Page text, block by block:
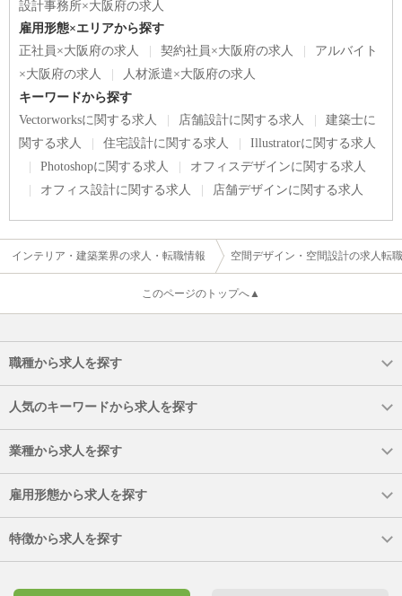
設計事務所×大阪府の求人
雇用形態×エリアから探す
正社員×大阪府の求人
契約社員×大阪府の求人
アルバイト
×大阪府の求人
人材派遣×大阪府の求人
キーワードから探す
Vectorworksに関する求人
店舗設計に関する求人
建築士に
関する求人
住宅設計に関する求人
Illustratorに関する求人
Photoshopに関する求人
オフィスデザインに関する求人
オフィス設計に関する求人
店舗デザインに関する求人
インテリア・建築業界の求人・転職情報 空間デザイン・空間設計の求人転
このページのトップへ▲
職種から求人を探す
人気のキーワードから求人を探す
業種から求人を探す
雇用形態から求人を探す
特徴から求人を探す